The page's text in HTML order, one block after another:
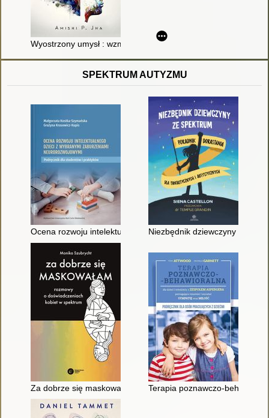
Wyostrzony umysł : wzmocnij swoją uwagę i koncentrację
SPEKTRUM AUTYZMU
Ocena rozwoju intelektualnego dzieci z wybranymi
Niezbędnik dziewczyny ze
Za dobrze się maskowałam : rozmowy o doświadczeniach
Terapia poznawczo-